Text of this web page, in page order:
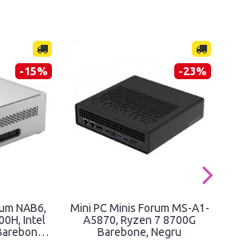
-15%
NAB6,
Intel
-23%
Mini PC Minis Forum MS-A1-
A5870, Ryzen 7 8700G
Barebone, Negru